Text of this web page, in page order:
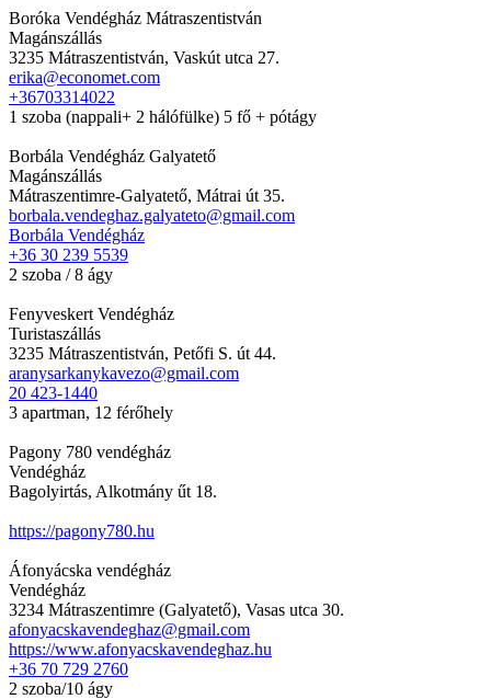
Boróka Vendégház Mátraszentistván
Magánszállás
3235 Mátraszentistván, Vaskút utca 27.
erika@economet.com
+36703314022
1 szoba (nappali+ 2 hálófülke) 5 fő + pótágy
Borbála Vendégház Galyatető
Magánszállás
Mátraszentimre-Galyatető, Mátrai út 35.
borbala.vendeghaz.galyateto@gmail.com
Borbála Vendégház
+36 30 239 5539
2 szoba / 8 ágy
Fenyveskert Vendégház
Turistaszállás
3235 Mátraszentistván, Petőfi S. út 44.
aranysarkanykavezo@gmail.com
20 423-1440
3 apartman, 12 férőhely
Pagony 780 vendégház
Vendégház
Bagolyirtás, Alkotmány űt 18.
https://pagony780.hu
Áfonyácska vendégház
Vendégház
3234 Mátraszentimre (Galyatető), Vasas utca 30.
afonyacskavendeghaz@gmail.com
https://www.afonyacskavendeghaz.hu
+36 70 729 2760
2 szoba/10 ágy